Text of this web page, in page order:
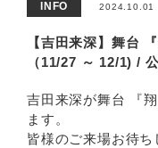
INFO 2024.10.01
【吉田来深】舞台
（11/27 ～ 12/1) /
吉田来深が舞台 『
ます。
皆様のご来場お待ち